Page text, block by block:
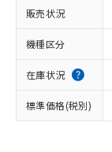
販売状況
機種区分
在庫状況
標準価格(税別)